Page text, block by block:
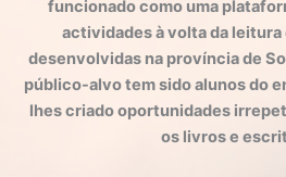
funcionado como uma
actividades à volta da
desenvolvidas na província de
público-alvo tem sido alunos do
lhes criado oportunidades
os livros e